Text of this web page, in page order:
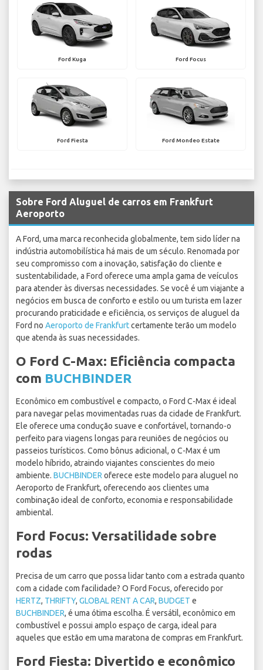
Ford Kuga Ford Focus
Ford Fiesta Ford Mondeo Estate
Sobre Ford Aluguel de carros em Frankfurt
Aeroporto
A Ford, uma marca reconhecida globalmente, tem sido líder na
indústria automobilística há mais de um século. Renomada por
seu compromisso com a inovação, satisfação do cliente e
sustentabilidade, a Ford oferece uma ampla gama de veículos
para atender às diversas necessidades. Se você é um viajante a
negócios em busca de conforto e estilo ou um turista em lazer
procurando praticidade e eficiência, os serviços de aluguel da
Ford no Aeroporto de Frankfurtcertamente terão um modelo
que atenda às suas necessidades.
O Ford C-Max: Eficiência compacta
com BUCHBINDER
Econômico em combustível e compacto, o Ford C-Max é ideal
para navegar pelas movimentadas ruas da cidade de Frankfurt.
Ele oferece uma condução suave e confortável, tornando-o
perfeito para viagens longas para reuniões de negócios ou
passeios turísticos. Como bônus adicional, o C-Max é um
modelo híbrido, atraindo viajantes conscientes do meio
ambiente. BUCHBINDER oferece este modelo para aluguel no
Aeroporto de Frankfurt, oferecendo aos clientes uma
combinação ideal de conforto, economia e responsabilidade
ambiental.
Ford Focus: Versatilidade sobre
rodas
Precisa de um carro que possa lidar tanto com a estrada quanto
com a cidade com facilidade? O Ford Focus, oferecido por
HERTZ, THRIFTY, GLOBAL RENT A CAR, BUDGET e
BUCHBINDER, é uma ótima escolha. É versátil, econômico em
combustível e possui amplo espaço de carga, ideal para
aqueles que estão em uma maratona de compras em Frankfurt.
Ford Fiesta: Divertido e econômico